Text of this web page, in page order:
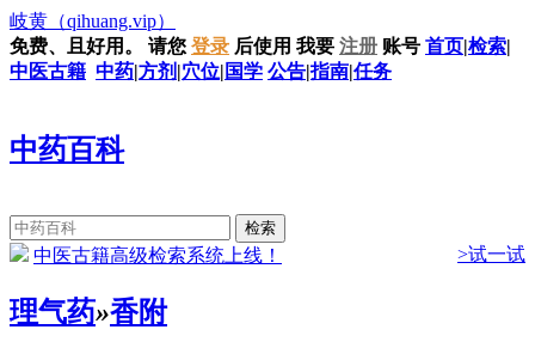
岐黄 （qihuang.vip）
免费、且好用。
请您 登录 后使用 我要 注册 账号 首页|检索|
中医古籍 中药|方剂 |穴位| 国学 公告|指南|任务
中药百科
中医古籍高级检索系统上线！ >试一试
理气药»香附